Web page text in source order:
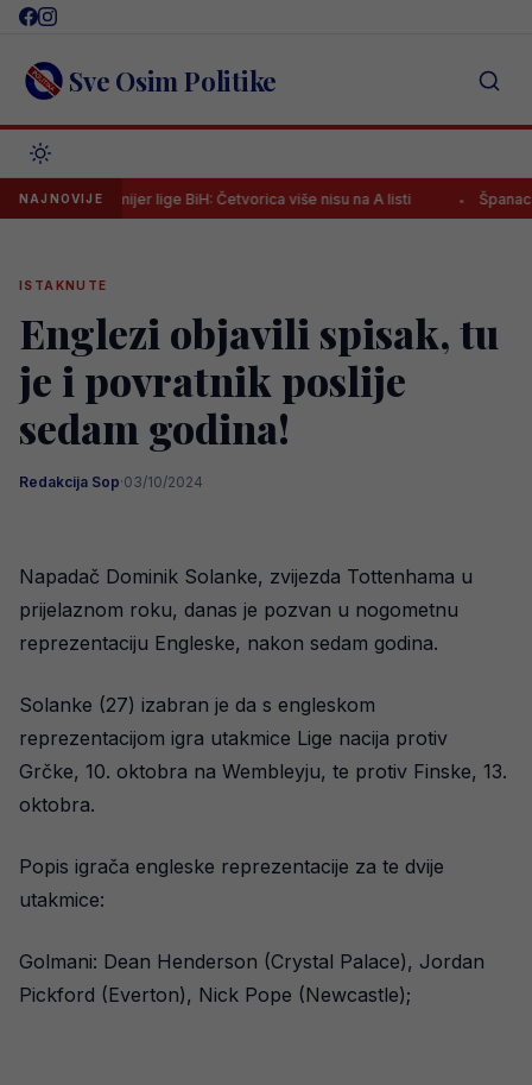
Skip
content Sve Osim Politike
NAJNOVIJE
Premijer lige BiH: Četvorica više nisu na A listi Španac na klupi
ISTAKNUTE
Englezi objavili spisak, tu
je i povratnik poslije
sedam godina!
Redakcija Sop·03/10/2024
Napadač Dominik Solanke, zvijezda Tottenhama u
prijelaznom roku, danas je pozvan u nogometnu
reprezentaciju Engleske, nakon sedam godina.
Solanke (27) izabran je da s engleskom
reprezentacijom igra utakmice Lige nacija protiv
Grčke, 10. oktobra na Wembleyju, te protiv Finske, 13.
oktobra.
Popis igrača engleske reprezentacije za te dvije
utakmice:
Golmani: Dean Henderson (Crystal Palace), Jordan
Pickford (Everton), Nick Pope (Newcastle);